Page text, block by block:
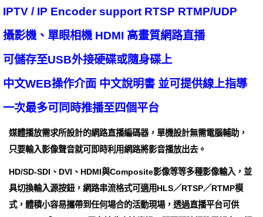
IPTV / IP Encoder support RTSP RTMP/UDP
攝影機、單眼相機 HDMI 高畫質網路直播
可儲存至USB外接硬碟或隨身碟上
中文WEB操作介面 中文說明書 並可提供線上指導
一次最多可同時推播至四個平台
媒體播放需求所設計的網路直播編碼器，單機設計無需電腦輔助，
只要輸入影像聲音就可即時利用網路將影音播放出去。
HD/SD-SDI、DVI、HDMI與Composite影像等等多種影像輸入，並
具切換輸入源按鈕，網路串流格式可適用HLS／RTSP／RTMP模
式，體積小容易攜帶到任何場合的活動現場，透過直播平台可供